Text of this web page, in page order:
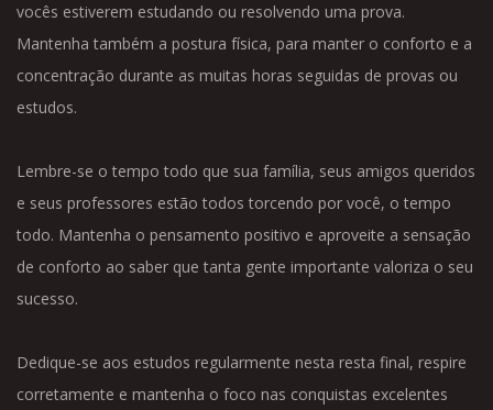
vocês estiverem estudando ou resolvendo uma prova.
Mantenha também a postura física, para manter o conforto e a
concentração durante as muitas horas seguidas de provas ou
estudos.
Lembre-se o tempo todo que sua família, seus amigos queridos
e seus professores estão todos torcendo por você, o tempo
todo. Mantenha o pensamento positivo e aproveite a sensação
de conforto ao saber que tanta gente importante valoriza o seu
sucesso.
Dedique-se aos estudos regularmente nesta resta final, respire
corretamente e mantenha o foco nas conquistas excelentes